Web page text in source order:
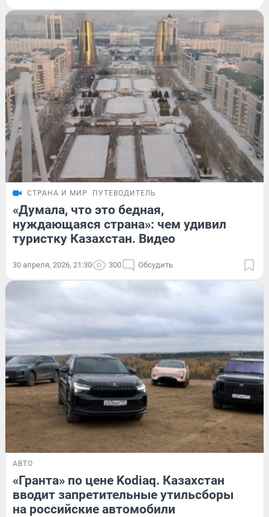
СТРАНА И МИР ПУТЕВОДИТЕЛЬ
«Думала, что это бедная,
нуждающаяся страна»: чем удивил
туристку Казахстан. Видео
30 апреля, 2026, 21:30 300 Обсудить
АВТО
«Гранта» по цене Kodiaq. Казахстан
вводит запретительные утильсборы
на российские автомобили